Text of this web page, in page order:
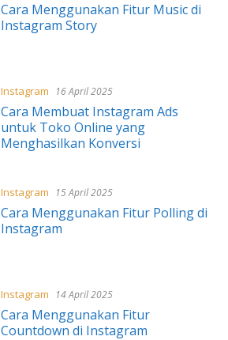
Cara Menggunakan Fitur Music di
Instagram Story
Instagram 16 April 2025
Cara Membuat Instagram Ads
untuk Toko Online yang
Menghasilkan Konversi
Instagram 15 April 2025
Cara Menggunakan Fitur Polling di
Instagram
Instagram 14 April 2025
Cara Menggunakan Fitur
Countdown di Instagram